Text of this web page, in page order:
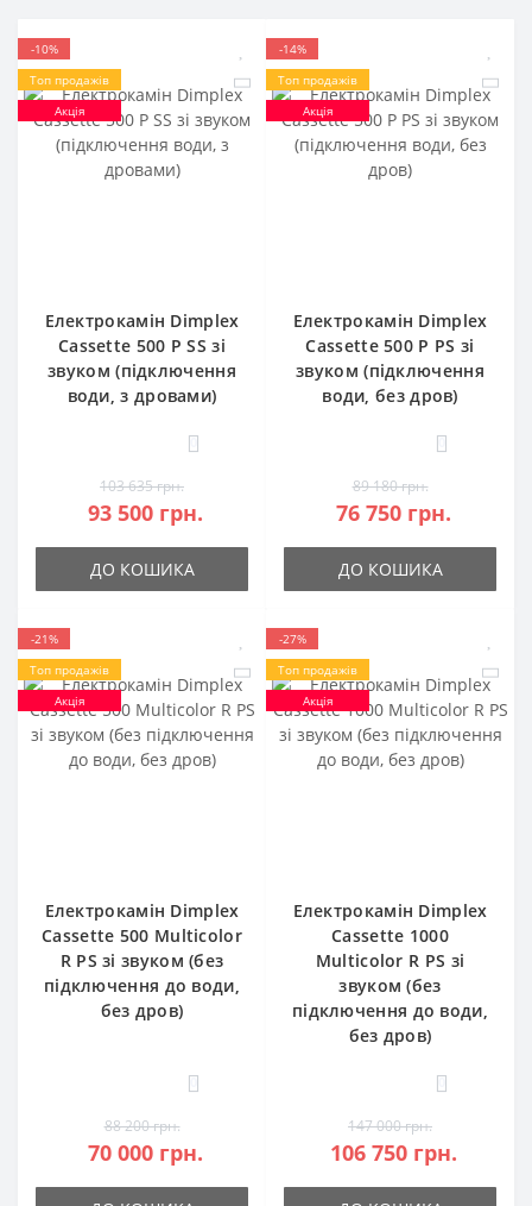
-10%
Топ продажів
Акція
Електрокамін Dimplex
Cassette 500 P SS зі
звуком (підключення
води, з дровами)
0
103 635 грн.
93 500 грн.
ДО КОШИКА
-14%
Топ продажів
Акція
Електрокамін Dimplex
Cassette 500 P PS зі
звуком (підключення
води, без дров)
0
89 180 грн.
76 750 грн.
ДО КОШИКА
-21%
Топ продажів
Акція
Електрокамін Dimplex
Cassette 500 Multicolor
R PS зі звуком (без
підключення до води,
без дров)
0
88 200 грн.
70 000 грн.
-27%
Топ продажів
Акція
Електрокамін Dimplex
Cassette 1000
Multicolor R PS зі
звуком (без
підключення до води,
без дров)
0
147 000 грн.
106 750 грн.